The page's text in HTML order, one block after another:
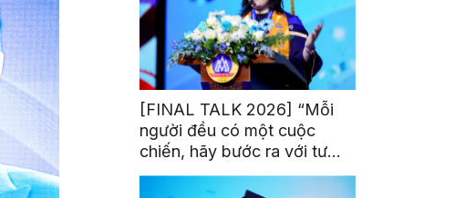
[FINAL TALK 2026] “Mỗi
người đều có một cuộc
chiến, hãy bước ra với tư
thế của người chiến thắng”